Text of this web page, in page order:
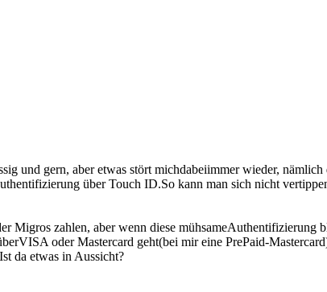
und gern, aber etwas stört michdabeiimmer wieder,
über Touch ID.So kann man sich nicht
Migros zahlen, aber wenn diese mühsameAuthentifizierung
oder Mastercard geht(bei mir eine PrePaid-
da etwas in Aussicht?